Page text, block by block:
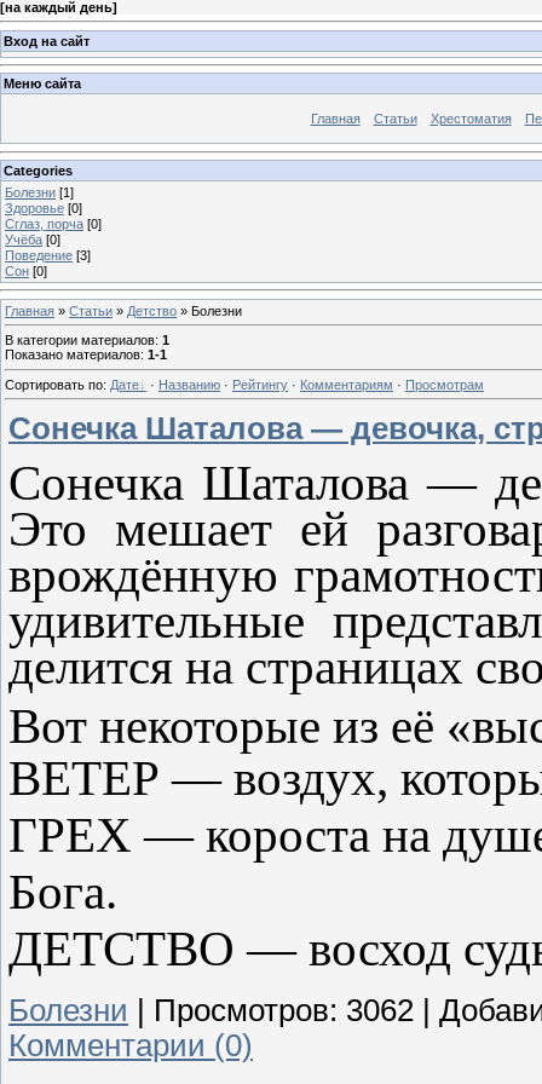
[на каждый день]
Вход на сайт
Меню сайта
Главная Статьи Хрестоматия
Categories
Болезни [1]
Здоровье [0]
Сглаз, порча [0]
Учёба [0]
Поведение [3]
Сон [0]
Главная » Статьи » Детство » Болезни
В категории материалов: 1
Показано материалов: 1-1
Сортировать по: Дате · Названию · Рейтингу · Комментариям · Просмотрам
Сонечка Шаталова — девочка,
Сонечка Шаталова —
Это мешает ей
врождённую
удивительные
делится на страницах
Вот некоторые из её
ВЕТЕР — воздух,
ГРЕХ — короста на
Бога.
ДЕТСТВО — восход
Болезни | Просмотров: 3062 |
Комментарии (0)